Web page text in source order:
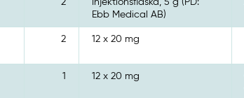
2
Injektionsflaska, 5 g (PD:
Ebb Medical AB)
2 12 x 20 mg
1 12 x 20 mg